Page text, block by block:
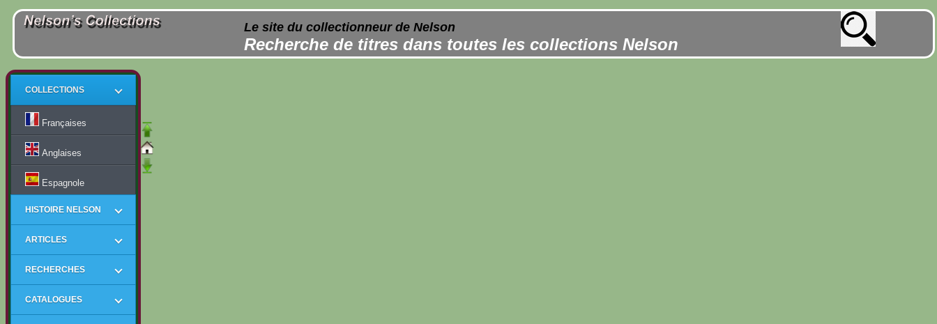
Le site du collectionneur de Nelson
Recherche de titres dans toutes les collections Nelson
COLLECTIONS
Françaises
Anglaises
Espagnole
HISTOIRE NELSON
ARTICLES
RECHERCHES
CATALOGUES